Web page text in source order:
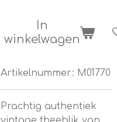
In
winkelwagen
Artikelnummer: M01770
Prachtig authentiek